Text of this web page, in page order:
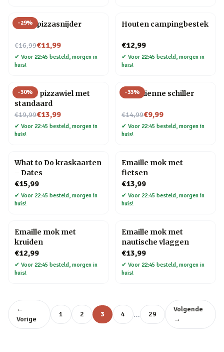
-29%
Elpee pizzasnijder
€16,99
Nu voor€11,99
✔ Voor 22:45 besteld, morgen in
huis!
Houten campingbestek
€12,99
✔ Voor 22:45 besteld, morgen in
huis!
-30%
Gitaar pizzawiel met
standaard
€19,99
Nu voor€13,99
✔ Voor 22:45 besteld, morgen in
huis!
-33%
Kat Julienne schiller
€14,99
Nu voor€9,99
✔ Voor 22:45 besteld, morgen in
huis!
What to Do kraskaarten
– Dates
€15,99
✔ Voor 22:45 besteld, morgen in
huis!
Emaille mok met
fietsen
€13,99
✔ Voor 22:45 besteld, morgen in
huis!
Emaille mok met
kruiden
€12,99
✔ Voor 22:45 besteld, morgen in
huis!
Emaille mok met
nautische vlaggen
€13,99
✔ Voor 22:45 besteld, morgen in
huis!
←
Vorige
1 2 3 4 … 29
Volgende
→